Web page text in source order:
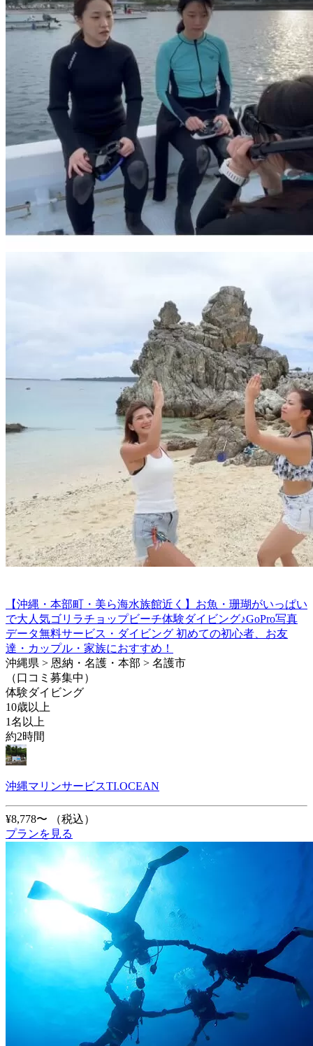
【沖縄・本部町・美ら海水族館近く】お魚・珊瑚がいっぱい
で大人気ゴリラチョップビーチ体験ダイビング♪GoPro写真
データ無料サービス・ダイビング 初めての初心者、お友
達・カップル・家族におすすめ！
沖縄県 > 恩納・名護・本部 > 名護市
（口コミ募集中）
体験ダイビング
10歳以上
1名以上
約2時間
沖縄マリンサービスTI.OCEAN
¥8,778〜
（税込）
プランを見る